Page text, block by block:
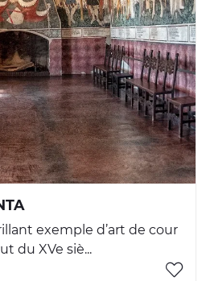
exemple d’art de cour
du XVe siè...